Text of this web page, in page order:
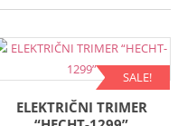
SALE!
ELEKTRIČNI TRIMER